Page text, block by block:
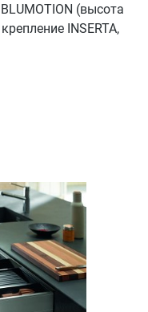
(высота
INSERTA,